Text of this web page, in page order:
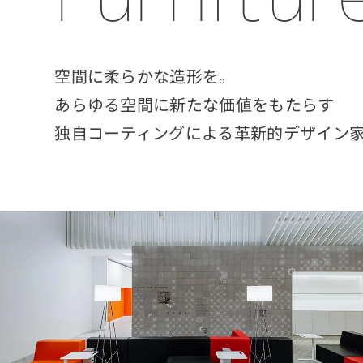
空間に柔らかな造形を。
あらゆる空間に新たな価値をもたらす
独自コーティングによる革新的デザイン